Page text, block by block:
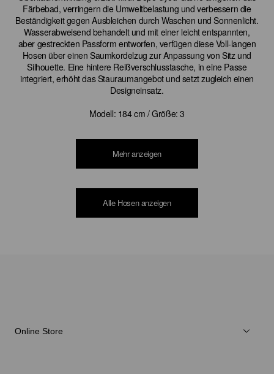
Färbebad, verringern die Umweltbelastung und verbessern die
Beständigkeit gegen Ausbleichen durch Waschen und Sonnenlicht.
Wasserabweisend behandelt und mit einer leicht entspannten,
aber gestreckten Passform entworfen, verfügen diese Voll-langen
Hosen über einen Saumkordelzug zur Anpassung von Sitz und
Silhouette. Eine hintere Reißverschlusstasche, in eine Passe
integriert, erhöht das Stauraumangebot und setzt zugleich einen
Designeinsatz.
Modell: 184 cm / Größe: 3
Mehr anzeigen
Alle Hosen anzeigen
Online Store